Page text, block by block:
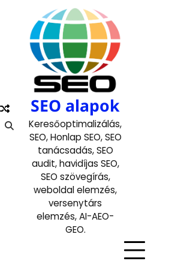
content
SEO alapok
Keresőoptimalizálás,
SEO, Honlap SEO, SEO
tanácsadás, SEO
audit, havidíjas SEO,
SEO szövegírás,
weboldal elemzés,
versenytárs
elemzés, AI-AEO-
GEO.